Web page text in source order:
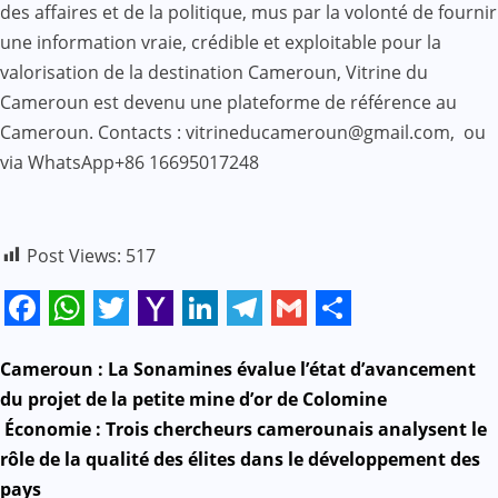
des affaires et de la politique, mus par la volonté de fournir
une information vraie, crédible et exploitable pour la
valorisation de la destination Cameroun, Vitrine du
Cameroun est devenu une plateforme de référence au
Cameroun. Contacts : vitrineducameroun@gmail.com, ou
via WhatsApp+86 16695017248
Post Views: 517
Mail
N
a
v
Cameroun : La Sonamines évalue l’état d’avancement
du projet de la petite mine d’or de Colomine
Économie : Trois chercheurs camerounais analysent le
rôle de la qualité des élites dans le développement des
pays